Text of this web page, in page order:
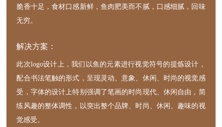
脆香十足，食材口感新鲜，鱼肉肥美而不腻，口感细腻，回味
无穷。
解决方案：
此次logo设计上，我们以鱼的元素进行视觉符号的提炼设计，
配合书法笔触的形式，呈现灵动、意象、休闲、时尚的视觉感
受，字体的设计上特别强调了笔画的时尚现代、休闲自由，简
练风趣的整体调性，以突出整个品牌、时尚、休闲、趣味的视
觉感受。